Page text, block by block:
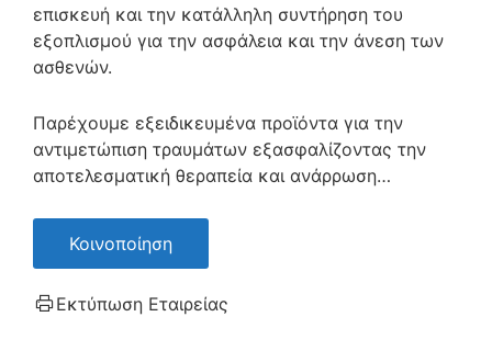
επισκευή και την κατάλληλη συντήρηση του
εξοπλισμού για την ασφάλεια και την άνεση των
ασθενών.
Παρέχουμε εξειδικευμένα προϊόντα για την
αντιμετώπιση τραυμάτων εξασφαλίζοντας την
αποτελεσματική θεραπεία και ανάρρωση…
Κοινοποίηση
Εκτύπωση Εταιρείας